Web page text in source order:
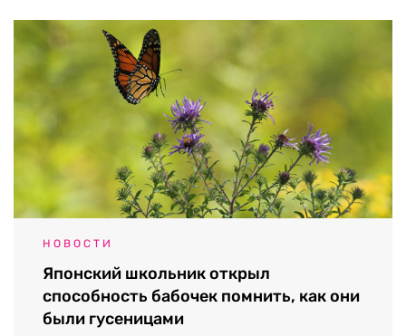
НОВОСТИ
Японский школьник открыл
способность бабочек помнить, как они
были гусеницами